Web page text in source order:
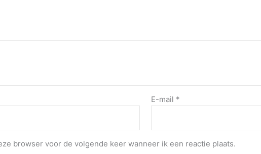
E-mail *
browser voor de volgende keer wanneer ik een reactie plaats.